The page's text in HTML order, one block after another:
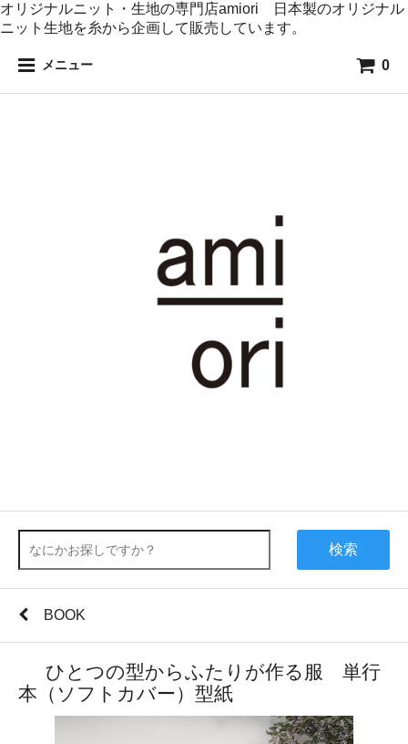
オリジナルニット・生地の専門店amiori 日本製のオリジナル
ニット生地を糸から企画して販売しています。
メニュー 0
検索
BOOK
ひとつの型からふたりが作る服 単行
本（ソフトカバー）型紙